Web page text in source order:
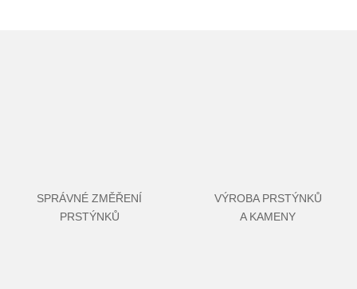
SPRÁVNÉ ZMĚŘENÍ
PRSTÝNKŮ
VÝROBA PRSTÝNKŮ
A KAMENY